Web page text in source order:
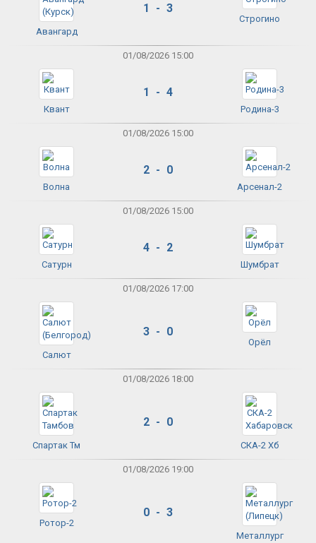
Авангард
1 - 3
Строгино
01/08/2026 15:00
Квант
1 - 4
Родина-3
01/08/2026 15:00
Волна
2 - 0
Арсенал-2
01/08/2026 15:00
Сатурн
4 - 2
Шумбрат
01/08/2026 17:00
Салют
3 - 0
Орёл
01/08/2026 18:00
Спартак Тм
2 - 0
СКА-2 Хб
01/08/2026 19:00
Ротор-2
0 - 3
Металлург